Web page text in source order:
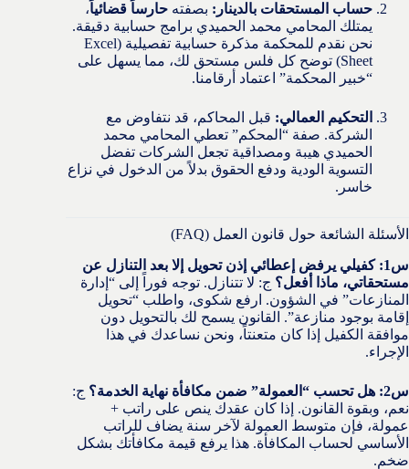
حساب المستحقات بالدينار: بصفته حارساً قضائياً،
يمتلك المحامي محمد الحميدي برامج حسابية دقيقة.
نحن نقدم للمحكمة مذكرة حسابية تفصيلية (Excel
Sheet) توضح كل فلس مستحق لك، مما يسهل على
“خبير المحكمة” اعتماد أرقامنا.
التحكيم العمالي: قبل المحاكم، قد نتفاوض مع
الشركة. صفة “المحكم” تعطي المحامي محمد
الحميدي هيبة ومصداقية تجعل الشركات تفضل
التسوية الودية ودفع الحقوق بدلاً من الدخول في نزاع
خاسر.
الأسئلة الشائعة حول قانون العمل (FAQ)
س1: كفيلي يرفض إعطائي إذن تحويل إلا بعد التنازل عن
مستحقاتي، ماذا أفعل؟ ج: لا تتنازل. توجه فوراً إلى “إدارة
المنازعات” في الشؤون. ارفع شكوى، واطلب “تحويل
إقامة بوجود منازعة”. القانون يسمح لك بالتحويل دون
موافقة الكفيل إذا كان متعنتاً، ونحن نساعدك في هذا
الإجراء.
س2: هل تحسب “العمولة” ضمن مكافأة نهاية الخدمة؟
ج:
نعم، وبقوة القانون. إذا كان عقدك ينص على راتب +
عمولة، فإن متوسط العمولة لآخر سنة يضاف للراتب
الأساسي لحساب المكافأة. هذا يرفع قيمة مكافأتك بشكل
ضخم.